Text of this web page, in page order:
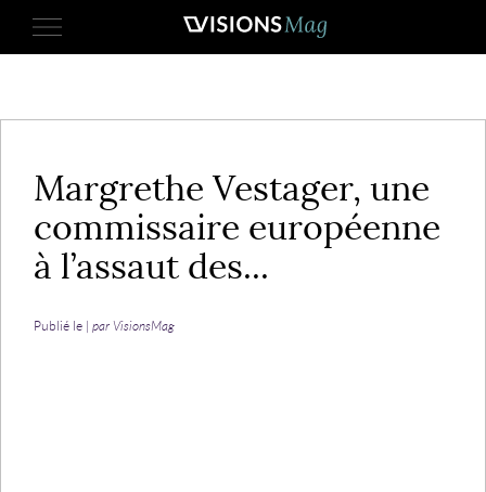
Margrethe Vestager, une
commissaire européenne
à l’assaut des...
Publié le | par VisionsMag